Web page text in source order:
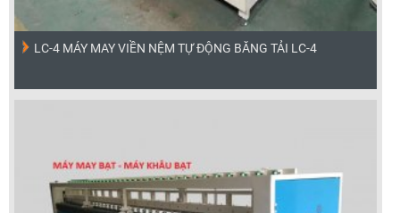
LC-4 MÁY MAY VIỀN NỆM TỰ ĐỘNG BĂNG TẢI LC-4